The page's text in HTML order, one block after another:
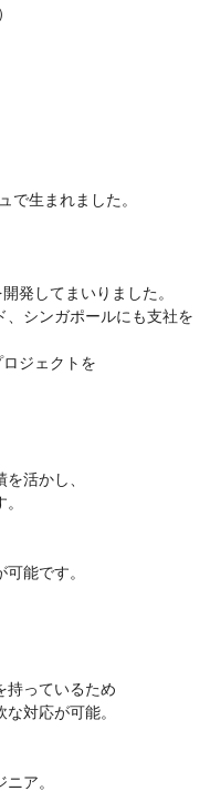
で生まれました。
発してまいりました。
、シンガポールにも支社を
ジェクトを
活かし、
能です。
持っているため
対応が可能。
ア。